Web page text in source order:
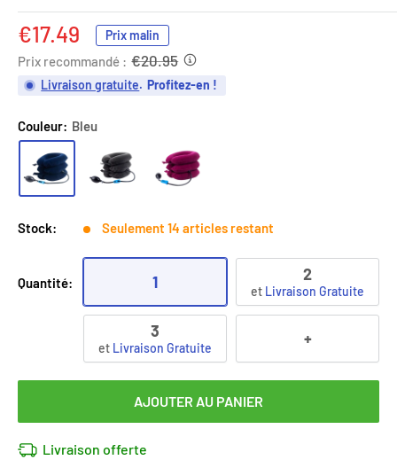
Prix
réduit
€17.49 Prix malin
Prix recommandé : €20.95
Livraison gratuite. Profitez-en !
Couleur: Bleu
Stock: Seulement 14 articles restant
Quantité: 1 2
et Livraison Gratuite
3
et Livraison Gratuite +
AJOUTER AU PANIER
Livraison offerte